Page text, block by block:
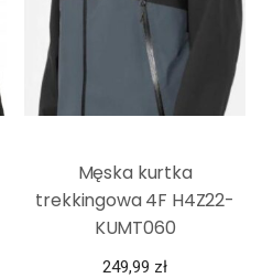
Męska kurtka
trekkingowa 4F H4Z22-
KUMT060
249,99 zł